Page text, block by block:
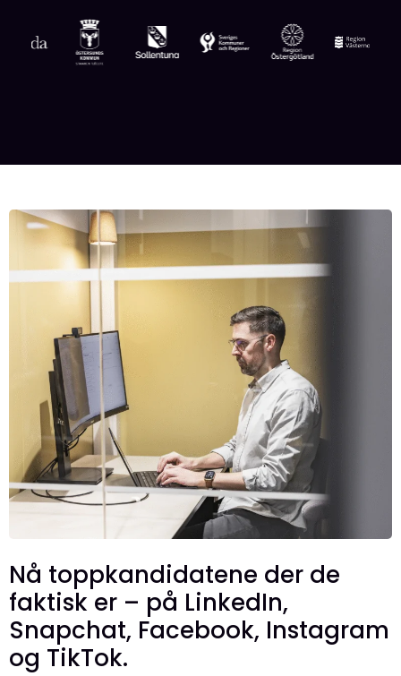
Nå toppkandidatene der de
faktisk er – på LinkedIn,
Snapchat, Facebook, Instagram
og TikTok.